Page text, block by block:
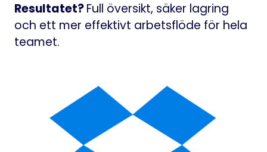
Resultatet?Full översikt, säker lagring
och ett mer effektivt arbetsflöde för hela
teamet.